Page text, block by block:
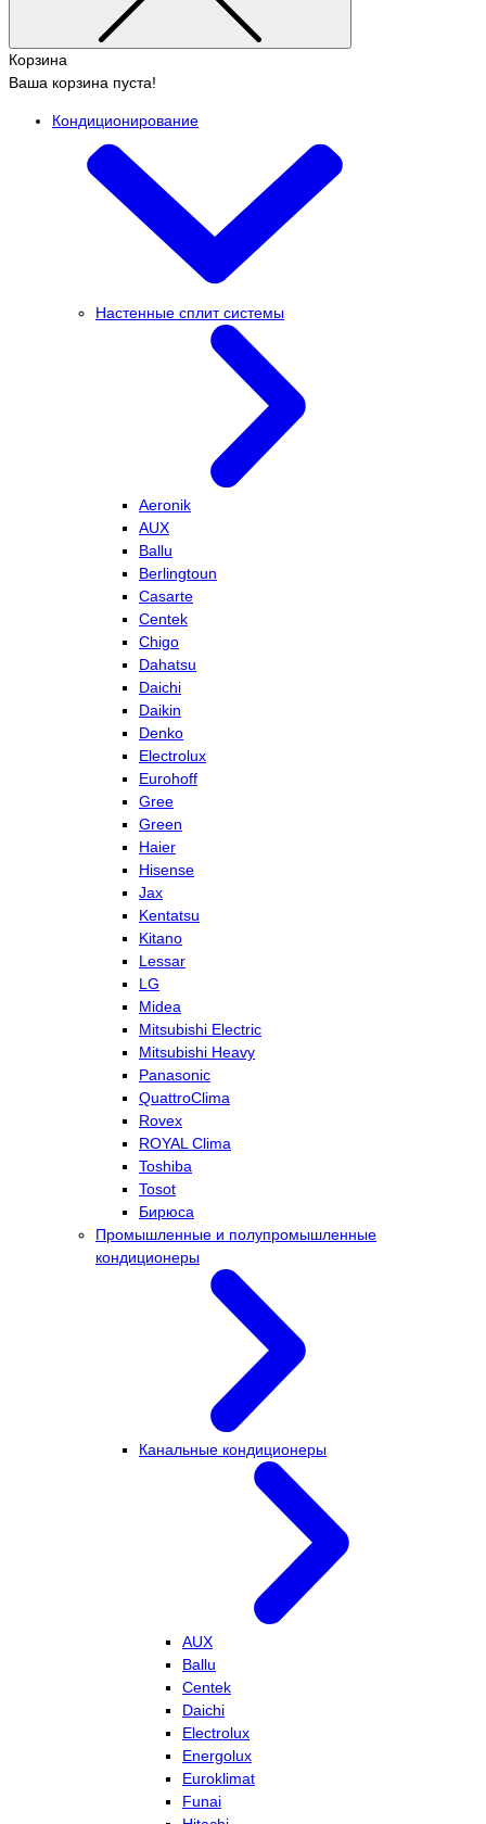
Корзина
Ваша корзина пуста!
Кондиционирование
Настенные сплит системы
Aeronik
AUX
Ballu
Berlingtoun
Casarte
Centek
Chigo
Dahatsu
Daichi
Daikin
Denko
Electrolux
Eurohoff
Gree
Green
Haier
Hisense
Jax
Kentatsu
Kitano
Lessar
LG
Midea
Mitsubishi Electric
Mitsubishi Heavy
Panasonic
QuattroClima
Rovex
ROYAL Clima
Toshiba
Tosot
Бирюса
Промышленные и полупромышленные
кондиционеры
Канальные кондиционеры
AUX
Ballu
Centek
Daichi
Electrolux
Energolux
Euroklimat
Funai